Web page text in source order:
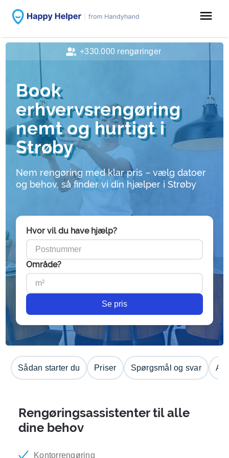
menu
Book
erhvervsrengøring
nemt og hurtigt i
Strøby
Nem rengøring med klar pris – vælg datoer
og behov, så finder vi din hjælper i Strøby
Hvor vil du have hjælp?
Område?
Se pris
Sådan starter du Priser Spørgsmål og svar
Rengøringsassistenter til alle
dine behov
Kontorrengøring
+330.000 rengøringer